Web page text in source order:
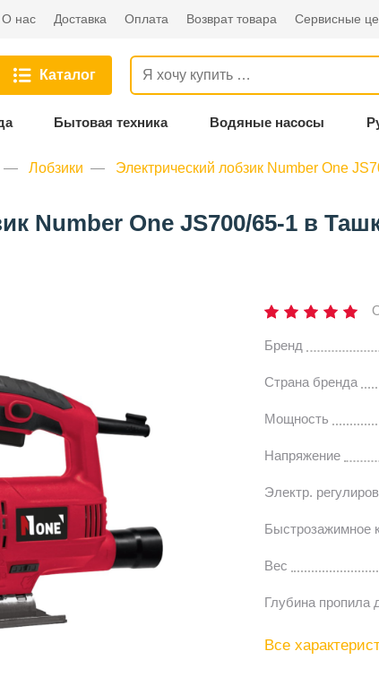
О нас Доставка Оплата Возврат товара Сервисные
Каталог
Бытовая техника Водяные насосы
Лобзики Электрический лобзик Number One
Number One JS700/65-1 в
Бренд
Страна бренда
Мощность
Напряжение
Электр.
Быстрозажимное
Вес
Глубина пропила
Все